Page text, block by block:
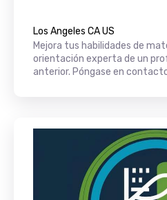
Los Angeles CA US
Mejora tus habilidades de
orientación experta de un
anterior. Póngase en